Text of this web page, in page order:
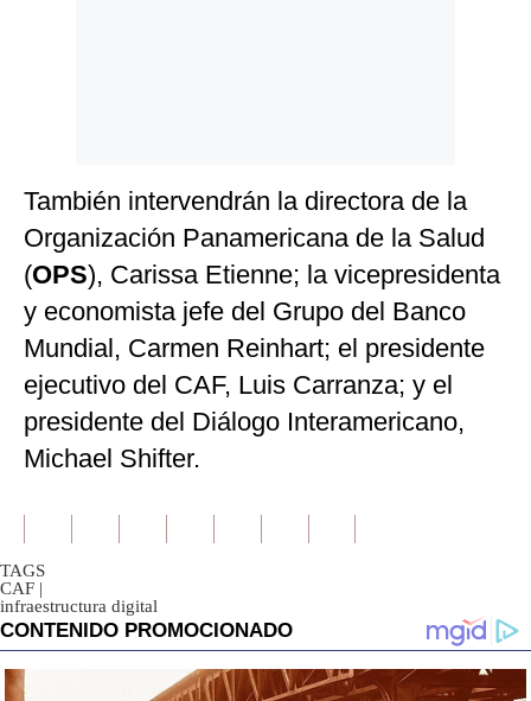
También intervendrán la directora de la
Organización Panamericana de la Salud
(OPS), Carissa Etienne; la vicepresidenta
y economista jefe del Grupo del Banco
Mundial, Carmen Reinhart; el presidente
ejecutivo del CAF, Luis Carranza; y el
presidente del Diálogo Interamericano,
Michael Shifter.
TAGS
CAF |
infraestructura digital